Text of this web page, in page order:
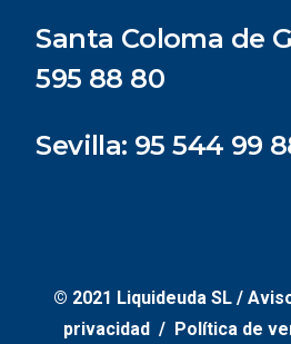
Santa Coloma de
595 88 80
Sevilla: 95 544 99
© 2021 Liquideuda SL /
privacidad / Política de